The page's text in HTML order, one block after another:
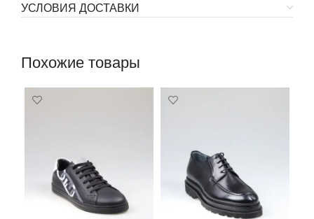
УСЛОВИЯ ДОСТАВКИ
Похожие товары